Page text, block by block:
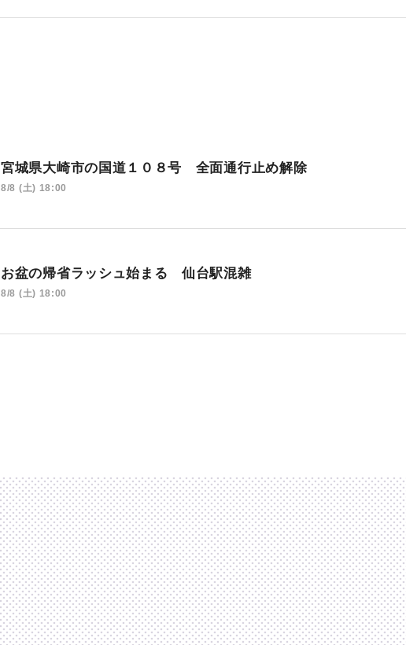
宮城県大崎市の国道１０８号 全面通行止め解除
8/8 (土) 18:00
お盆の帰省ラッシュ始まる 仙台駅混雑
8/8 (土) 18:00